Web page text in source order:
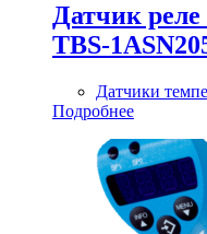
Датчик
TBS-
Датчики
Подробнее